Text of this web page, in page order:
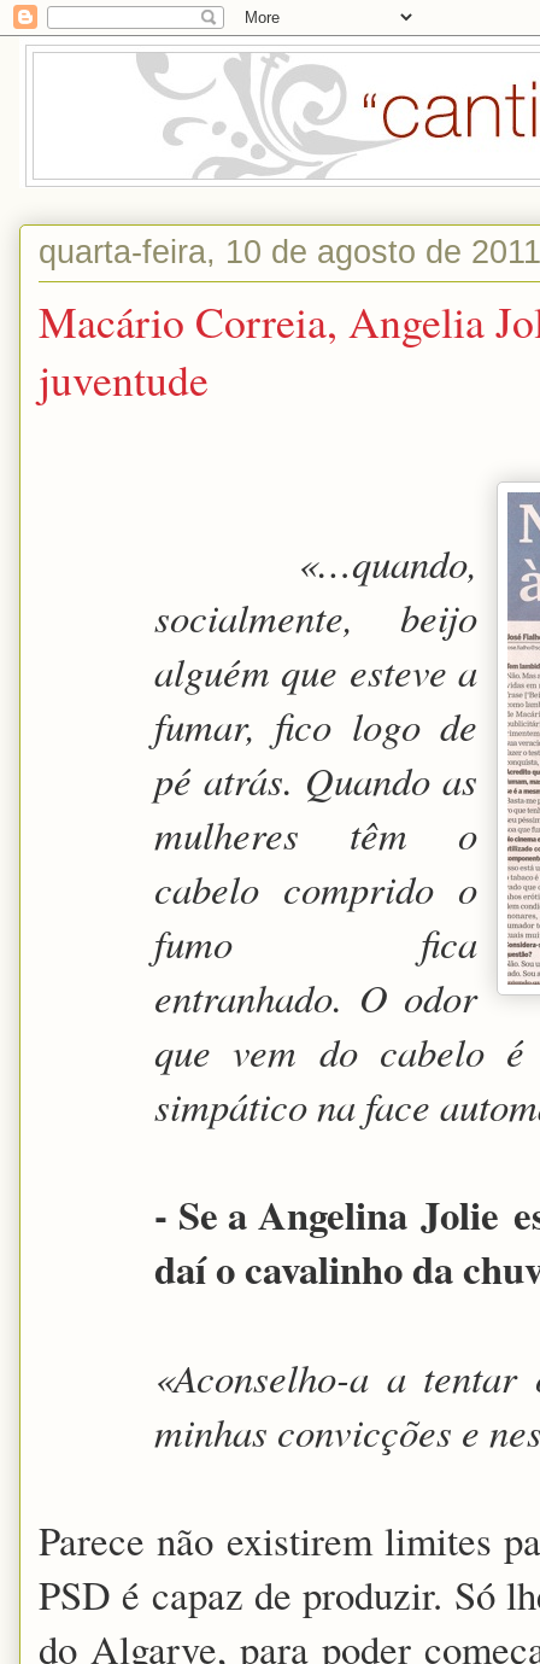
quarta-feira, 10 de agosto de 2011
Macário Correia, Angelia
juventude
«…quando,
socialmente, beijo
alguém que esteve a
fumar, fico logo de
pé atrás. Quando as
mulheres têm o
cabelo comprido o
fumo fica
entranhado. O odor
que vem do cabelo
simpático na face
- Se a AngelinaJolie
daí o cavalinho da
«Aconselho-a a
minhas convicções e
Parece não existirem limites
PSD é capaz de produzir. Só
do Algarve, para poder